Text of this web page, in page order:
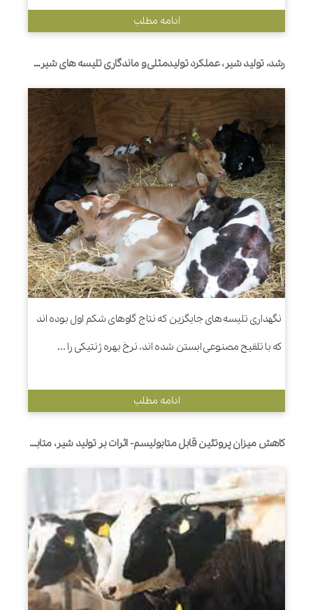
ادامه مطلب
رشد، تولید شیر، عملکرد تولیدمثلی و ماندگاری تلیسه های شیری متولد شده از مادرهای 2 ساله یا مادرهای با سنین متفاوت
نگهداری تلیسه های جایگزین که نتاج گاوهای شکم اول بوده اند
که با تلقیح مصنوعی ابستن شده اند، نرخ بهره ژنتیکی را ...
ادامه مطلب
کاهش میزان پروتئین قابل متابولیسم- اثرات بر تولید شیر، متابولیت های خون و سلامت در گاوهای شیری اوایل شیردهی